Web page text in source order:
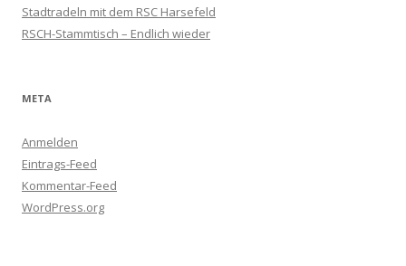
Stadtradeln mit dem RSC Harsefeld
RSCH-Stammtisch – Endlich wieder
META
Anmelden
Eintrags-Feed
Kommentar-Feed
WordPress.org